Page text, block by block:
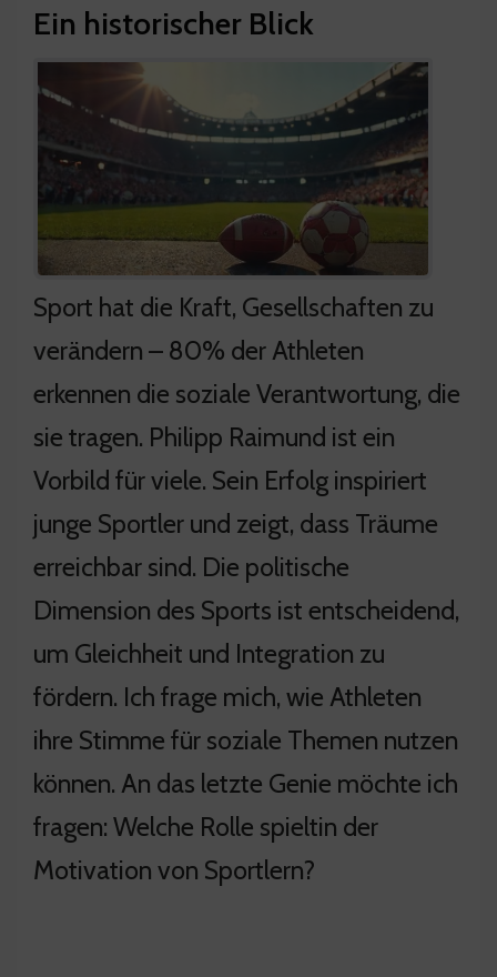
Ein historischer Blick
Sport hat die Kraft, Gesellschaften zu
verändern – 80% der Athleten
erkennen die soziale Verantwortung, die
sie tragen. Philipp Raimund ist ein
Vorbild für viele. Sein Erfolg inspiriert
junge Sportler und zeigt, dass Träume
erreichbar sind. Die politische
Dimension des Sports ist entscheidend,
um Gleichheit und Integration zu
fördern. Ich frage mich, wie Athleten
ihre Stimme für soziale Themen nutzen
können. An das letzte Genie möchte ich
fragen: Welche Rolle spieltin der
Motivation von Sportlern?